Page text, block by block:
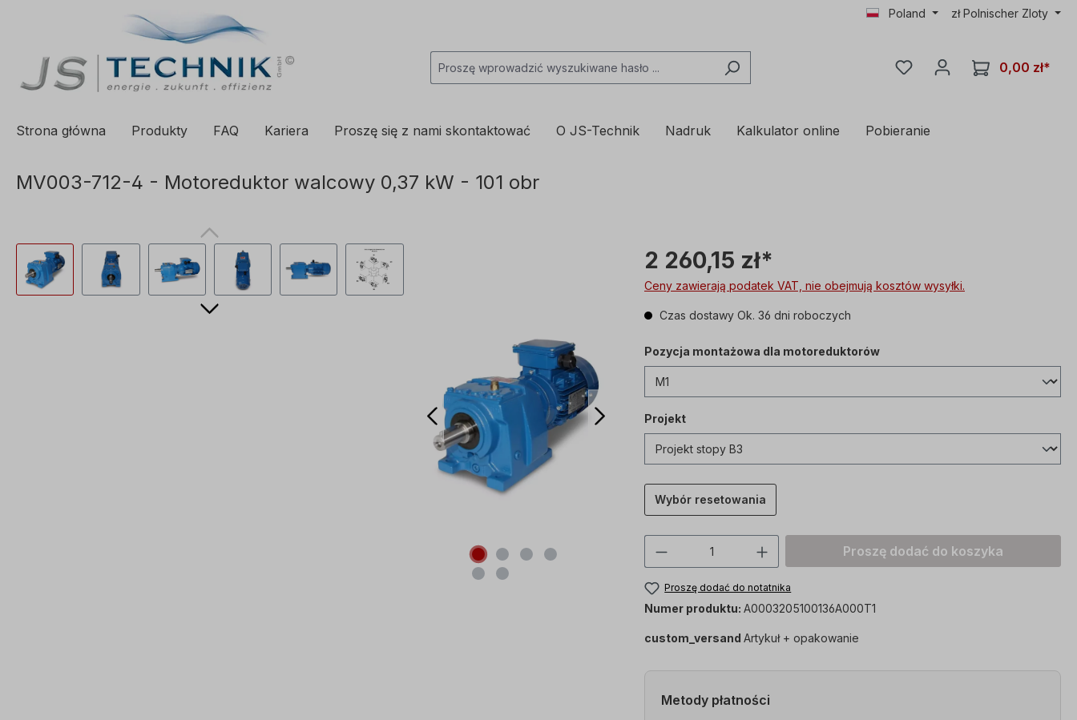
Proszę przejść do głównej nawigacji Poland zł Polnischer Zloty
0,00 zł*
Strona główna Produkty FAQ Kariera Proszę się z nami skontaktować O JS-Technik Nadruk Kalkulator online Pobieranie
MV003-712-4 - Motoreduktor walcowy 0,37 kW - 101 obr
2 260,15 zł*
Ceny zawierają podatek VAT, nie obejmują kosztów wysyłki.
Czas dostawy Ok. 36 dni roboczych
Pozycja montażowa dla motoreduktorów
Projekt
Wybór resetowania
Ilość produktu: Proszę wprowadzić żądaną
Proszę dodać do koszyka
Proszę dodać do notatnika
Numer produktu: A0003205100136A000T1
custom_versand Artykuł + opakowanie
Metody płatności